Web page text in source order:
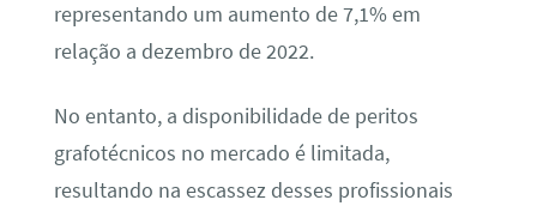
representando um aumento de 7,1% em
relação a dezembro de 2022.
No entanto, a disponibilidade de peritos
grafotécnicos no mercado é limitada,
resultando na escassez desses profissionais